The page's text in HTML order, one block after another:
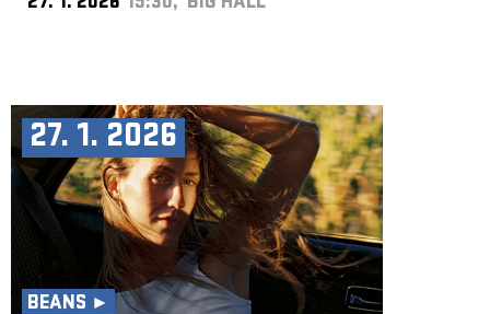
27. 1. 2026
BEANS ►